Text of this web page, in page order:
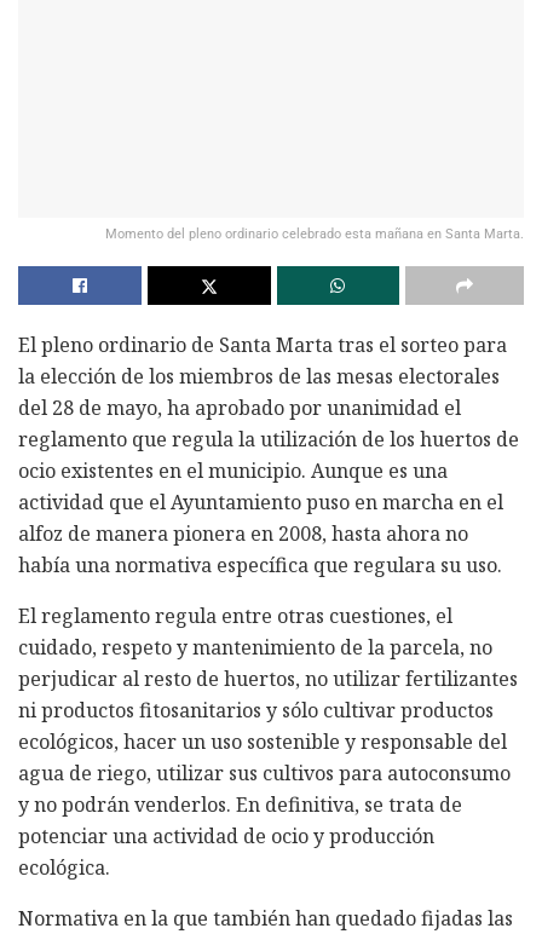
Momento del pleno ordinario celebrado esta mañana en Santa Marta.
El pleno ordinario de Santa Marta tras el sorteo para
la elección de los miembros de las mesas electorales
del 28 de mayo, ha aprobado por unanimidad el
reglamento que regula la utilización de los huertos de
ocio existentes en el municipio. Aunque es una
actividad que el Ayuntamiento puso en marcha en el
alfoz de manera pionera en 2008, hasta ahora no
había una normativa específica que regulara su uso.
El reglamento regula entre otras cuestiones, el
cuidado, respeto y mantenimiento de la parcela, no
perjudicar al resto de huertos, no utilizar fertilizantes
ni productos fitosanitarios y sólo cultivar productos
ecológicos, hacer un uso sostenible y responsable del
agua de riego, utilizar sus cultivos para autoconsumo
y no podrán venderlos. En definitiva, se trata de
potenciar una actividad de ocio y producción
ecológica.
Normativa en la que también han quedado fijadas las